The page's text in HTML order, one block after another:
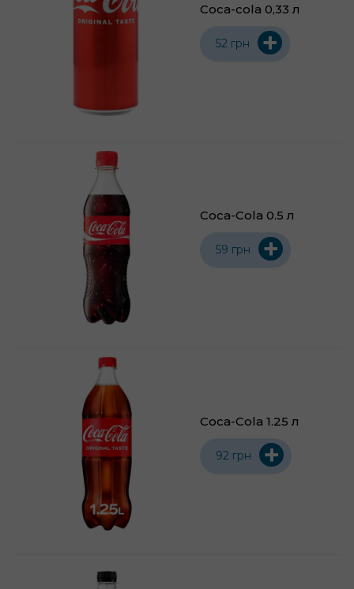
Coca-cola 0,33 л
52 грн +
Coca-Cola 0.5 л
59 грн +
Coca-Cola 1.25 л
92 грн +